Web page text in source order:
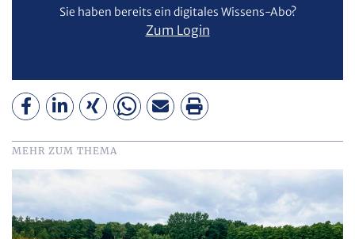
Sie haben bereits ein digitales Wissens-Abo?
Zum Login
MEHR ZUM THEMA